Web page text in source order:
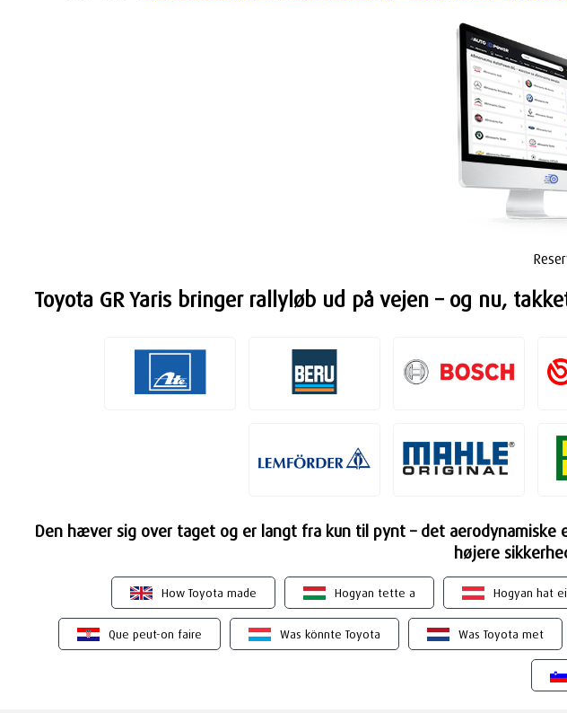
Toyota GR Yaris bringer rallyløb ud på vejen – og nu,
Den hæver sig over taget og er langt fra kun til pynt – det
højere
How Toyota made Hogyan tette a Hogyan hat
Que peut-on faire Was könnte Toyota Was Toyota met